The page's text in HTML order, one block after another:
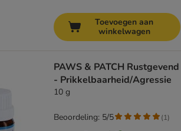
Toevoegen aan
winkelwagen
PAWS & PATCH Rustgevend
- Prikkelbaarheid/Agressie
10 g
Beoordeling: 5/5 (1)